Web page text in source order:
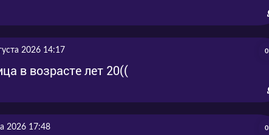
2026 14:17 0
в возрасте лет 20((
2026 17:48 0